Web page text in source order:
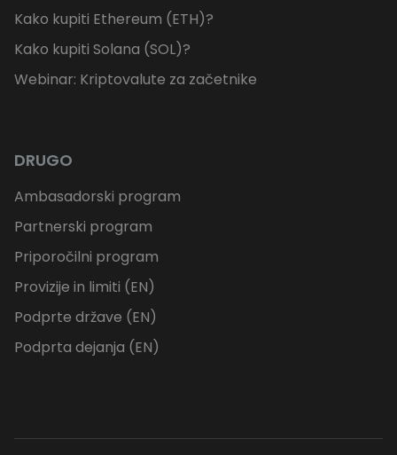
Kako kupiti Ethereum (ETH)?
Kako kupiti Solana (SOL)?
Webinar: Kriptovalute za začetnike
DRUGO
Ambasadorski program
Partnerski program
Priporočilni program
Provizije in limiti (EN)
Podprte države (EN)
Podprta dejanja (EN)